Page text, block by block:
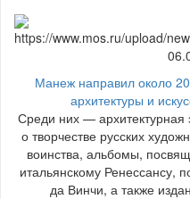
Манеж направил около
архитектуры и
Среди них — архитектурная
о творчестве русских
воинства, альбомы,
итальянскому Ренессансу,
да Винчи, а также